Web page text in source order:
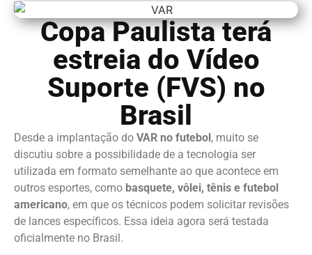
Copa Paulista terá
estreia do Vídeo
Suporte (FVS) no
Brasil
Desde a implantação do VAR no futebol, muito se
discutiu sobre a possibilidade de a tecnologia ser
utilizada em formato semelhante ao que acontece em
outros esportes, como basquete, vôlei, tênis e futebol
americano, em que os técnicos podem solicitar revisões
de lances específicos. Essa ideia agora será testada
oficialmente no Brasil.